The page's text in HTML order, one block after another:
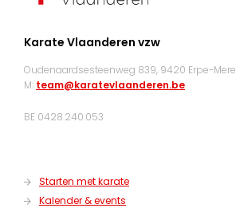
Karate Vlaanderen vzw
Oudenaardsesteenweg 839, 9420 Erpe-Mere
M: team@karatevlaanderen.be
BE 0428.240.053
Starten met karate
Kalender & events